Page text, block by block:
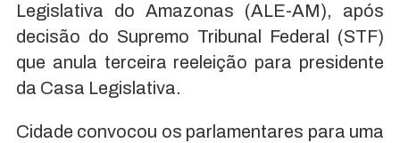
Legislativa do Amazonas (ALE-AM), após
decisão do Supremo Tribunal Federal (STF)
que anula terceira reeleição para presidente
da Casa Legislativa.
Cidade convocou os parlamentares para uma